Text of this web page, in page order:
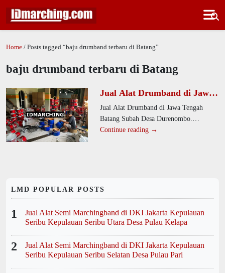
Home / Posts tagged “baju drumband terbaru di Batang”
baju drumband terbaru di Batang
Jual Alat Drumband di Jawa
Tengah Batang Subah Desa
Durenombo
Jual Alat Drumband di Jawa Tengah
Batang Subah Desa Durenombo.
Produsen kami menawarkan alat
Continue reading →
LMD POPULAR POSTS
1
Jual Alat Semi Marchingband di DKI Jakarta Kepulauan
Seribu Kepulauan Seribu Utara Desa Pulau Kelapa
2
Jual Alat Semi Marchingband di DKI Jakarta Kepulauan
Seribu Kepulauan Seribu Selatan Desa Pulau Pari